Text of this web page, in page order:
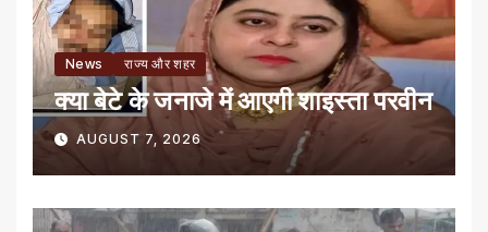
News राज्य और शहर
क्या बेटे के जनाजे में आएगी शाइस्ता परवीन
AUGUST 7, 2026